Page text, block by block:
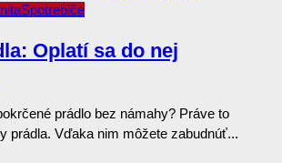
Spotrebiče
Oplatí sa do nej
prádlo bez námahy? Práve to
prádla. Vďaka nim môžete zabudnúť...